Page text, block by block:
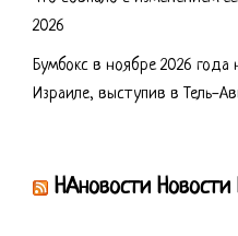
2026
Бумбокс в ноябре 2026 года
Израиле, выступив в Тель-
НАновости Новости